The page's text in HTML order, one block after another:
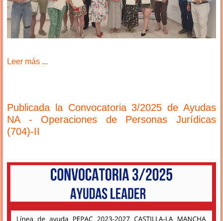
Leer más ...
Publicada la Convocatoria 3/2025 de Ayudas
NA - Operaciones de Personas Jurídicas
(704)-II